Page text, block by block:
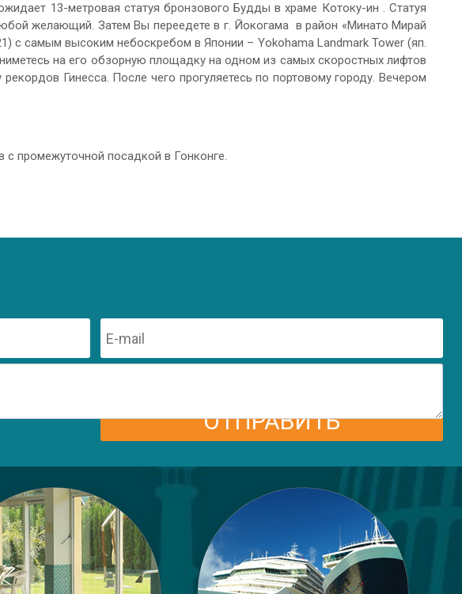
13-метровая статуя бронзового Будды в храме Котоку-ин . Статуя
желающий. Затем Вы переедете в г. Йокогама в район «Минато Мирай
с самым высоким небоскребом в Японии – Yokohama Landmark Tower (яп.
на его обзорную площадку на одном из самых скоростных лифтов
Гинесса. После чего прогуляетесь по портовому городу. Вечером
с промежуточной посадкой в Гонконге.